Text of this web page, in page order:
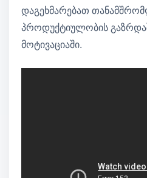
დაგეხმარებათ
პროდუქტიულობის
მოტივაციაში.